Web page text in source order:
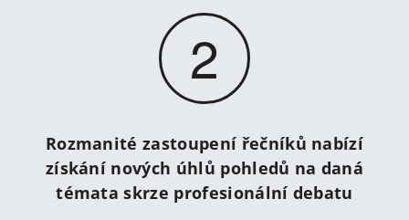
2
Rozmanité zastoupení řečníků nabízí
získání nových úhlů pohledů na daná
témata skrze profesionální debatu